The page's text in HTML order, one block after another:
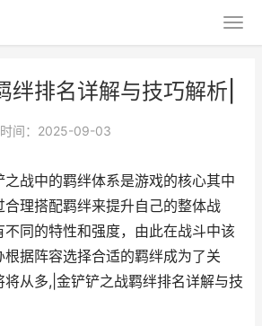
绊排名详解与技巧解析|
间：2025-09-03
战中的羁绊体系是游戏的核心其中
理搭配羁绊来提升自己的整体战
同的特性和强度，由此在战斗中该
据阵容选择合适的羁绊成为了关
从多,|金铲铲之战羁绊排名详解与技